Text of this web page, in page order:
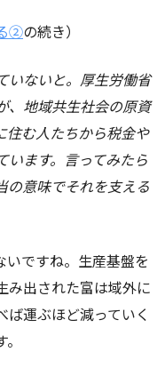
②の続き）
いないと。厚生労働省
、地域共生社会の原資
住む人たちから税金や
います。言ってみたら
の意味でそれを支える
ですね。生産基盤を
み出された富は域外に
運ぶほど減っていく